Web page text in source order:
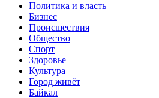
Политика и власть
Бизнес
Происшествия
Общество
Cпорт
Здоровье
Культура
Город живёт
Байкал